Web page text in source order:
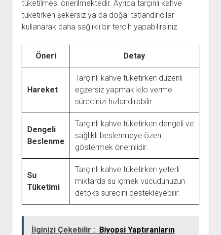
tüketilmesi önerilmektedir. Ayrıca tarçınlı kahve
tüketirken şekersiz ya da doğal tatlandırıcılar
kullanarak daha sağlıklı bir tercih yapabilirsiniz.
Öneri Detay
Hareket
Tarçınlı kahve tüketirken düzenli
egzersiz yapmak kilo verme
sürecinizi hızlandırabilir.
Dengeli
Beslenme
Tarçınlı kahve tüketirken dengeli ve
sağlıklı beslenmeye özen
göstermek önemlidir.
Su
Tüketimi
Tarçınlı kahve tüketirken yeterli
miktarda su içmek vücudunuzun
detoks sürecini destekleyebilir.
İlginizi Çekebilir : Biyopsi Yaptıranların